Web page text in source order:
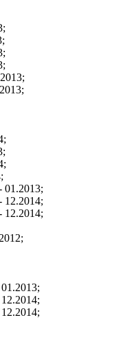
01.2013;
12.2014;
12.2014;